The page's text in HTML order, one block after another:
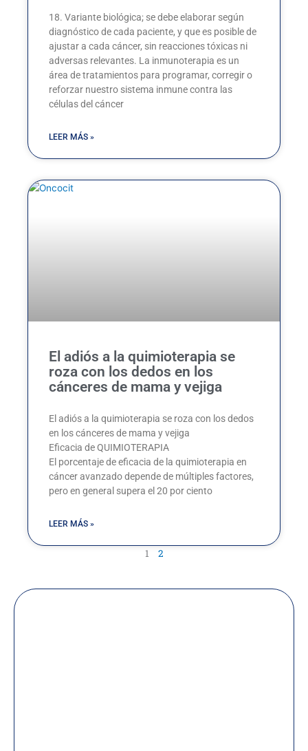
18. Variante biológica; se debe elaborar según
diagnóstico de cada paciente, y que es posible de
ajustar a cada cáncer, sin reacciones tóxicas ni
adversas relevantes. La inmunoterapia es un
área de tratamientos para programar, corregir o
reforzar nuestro sistema inmune contra las
células del cáncer
LEER MÁS »
El adiós a la quimioterapia se
roza con los dedos en los
cánceres de mama y vejiga
El adiós a la quimioterapia se roza con los dedos
en los cánceres de mama y vejiga
Eficacia de QUIMIOTERAPIA
El porcentaje de eficacia de la quimioterapia en
cáncer avanzado depende de múltiples factores,
pero en general supera el 20 por ciento
LEER MÁS »
1 2